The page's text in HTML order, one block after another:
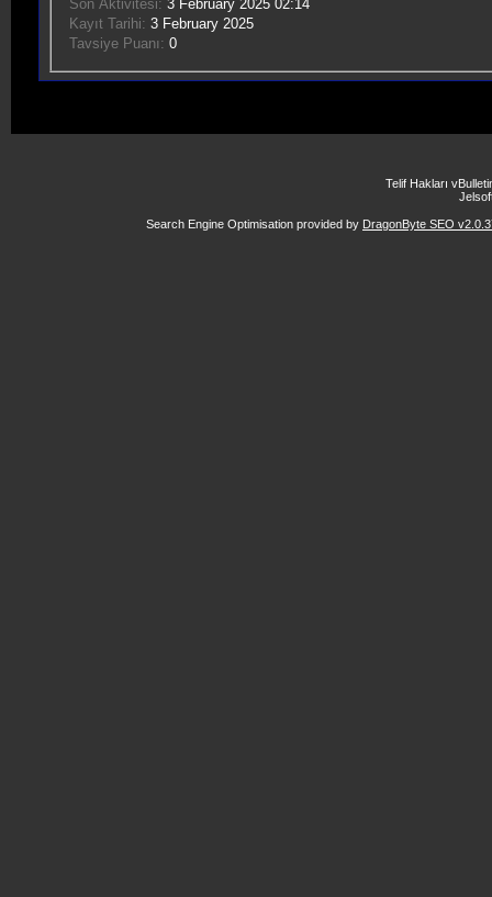
Son Aktivitesi: 3 February 2025 02:14
Kayıt Tarihi: 3 February 2025
Tavsiye Puanı: 0
Telif Hakları
Search Engine Optimisation provided by DragonByte SEO